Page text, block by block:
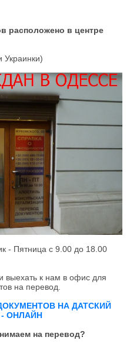
расположено в центре
Украинки)
- Пятница с 9.00 до 18.00
выехать к нам в офис для
на перевод.
НА ДАТСКИЙ
ОНЛАЙН
на перевод?